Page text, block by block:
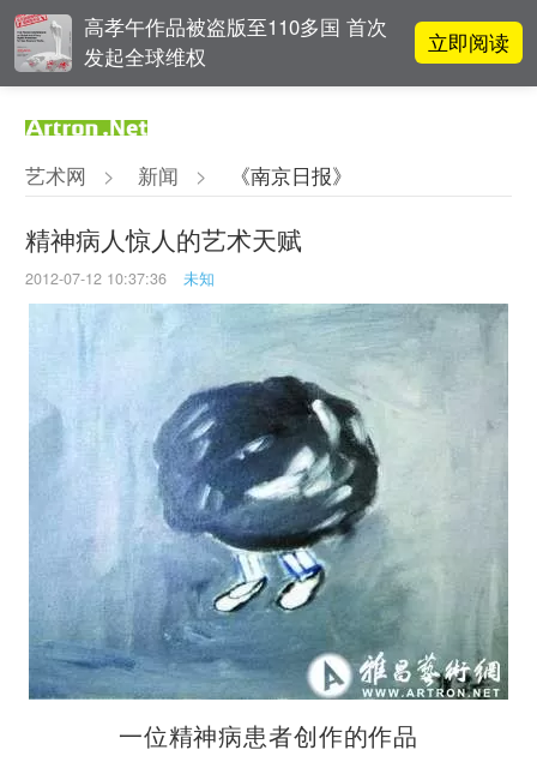
高孝午作品被盗版至110多国 首次
发起全球维权
立即阅读
影响力榜单
对话 | “道法自然” 范一夫山水中的
破界与归真
阿拉里奥画廊上海转型：为何要成
为策展式艺术商业综合体？
立即阅读
艺术网 > 新闻 > 《南京日报》
精神病人惊人的艺术天赋
2012-07-12 10:37:36 未知
一位精神病患者创作的作品